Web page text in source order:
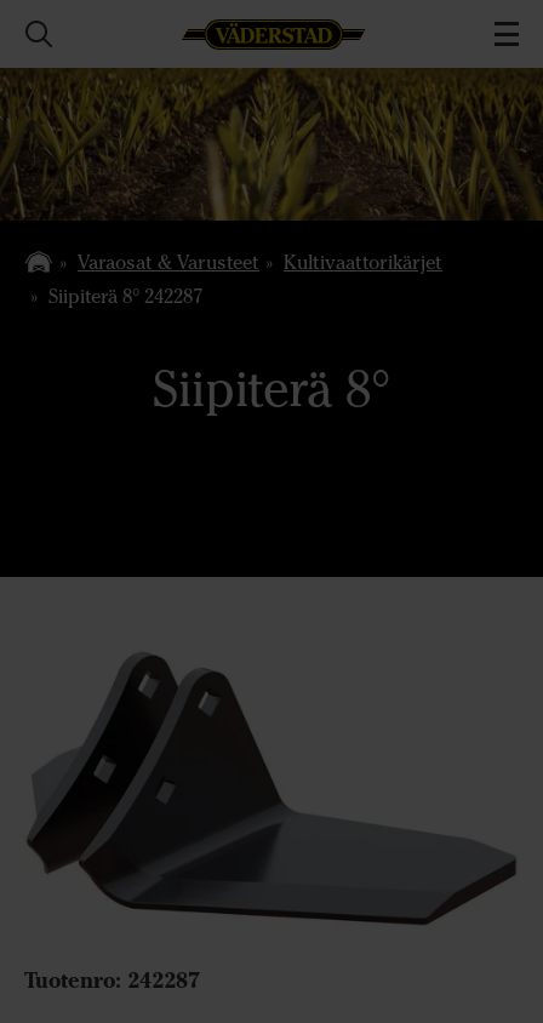
Varaosat & Varusteet
Kultivaattorikärjet
Siipiterä 8° 242287
Siipiterä 8°
Tuotenro: 242287